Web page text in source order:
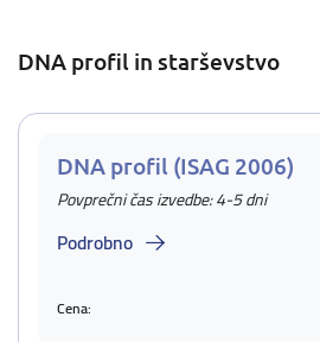
DNA profil in starševstvo
DNA profil (ISAG 2006)
Povprečni čas izvedbe: 4-5 dni
Podrobno
Cena: